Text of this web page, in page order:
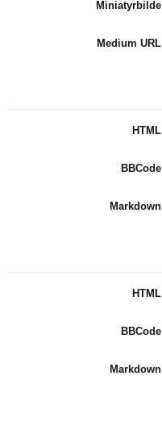
Miniatyrbilde
Medium URL
HTML
BBCode
Markdown
HTML
BBCode
Markdown